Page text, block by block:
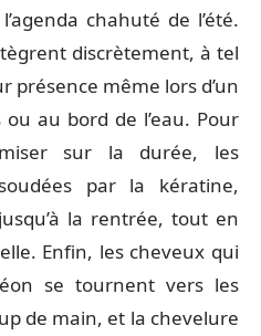
chahuté de l’été.
discrètement, à tel
présence même lors d’un
au bord de l’eau. Pour
sur la durée, les
par la kératine,
la rentrée, tout en
Enfin, les cheveux qui
se tournent vers les
de main, et la chevelure